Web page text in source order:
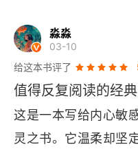
属性赋予造成虚假的关
为了维持表面关系而放
依赖于权威
学生成绩差是教师的责
淼淼
03-10
给这本书评了
值得反复阅读的经
这是一本写给内心敏
灵之书。它温柔却坚